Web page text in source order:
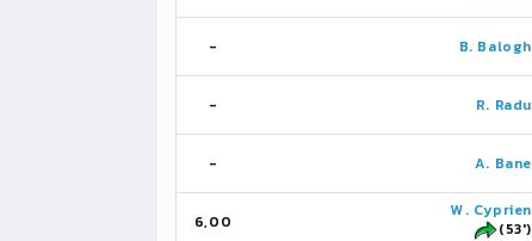
- B. Balogh
- R. Radu
- A. Bane
6,00
W. Cyprien
(53')